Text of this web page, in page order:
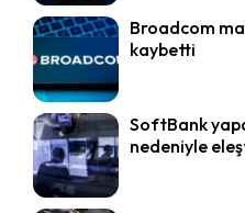
Broadcom
kaybetti
SoftBank
nedeniyle